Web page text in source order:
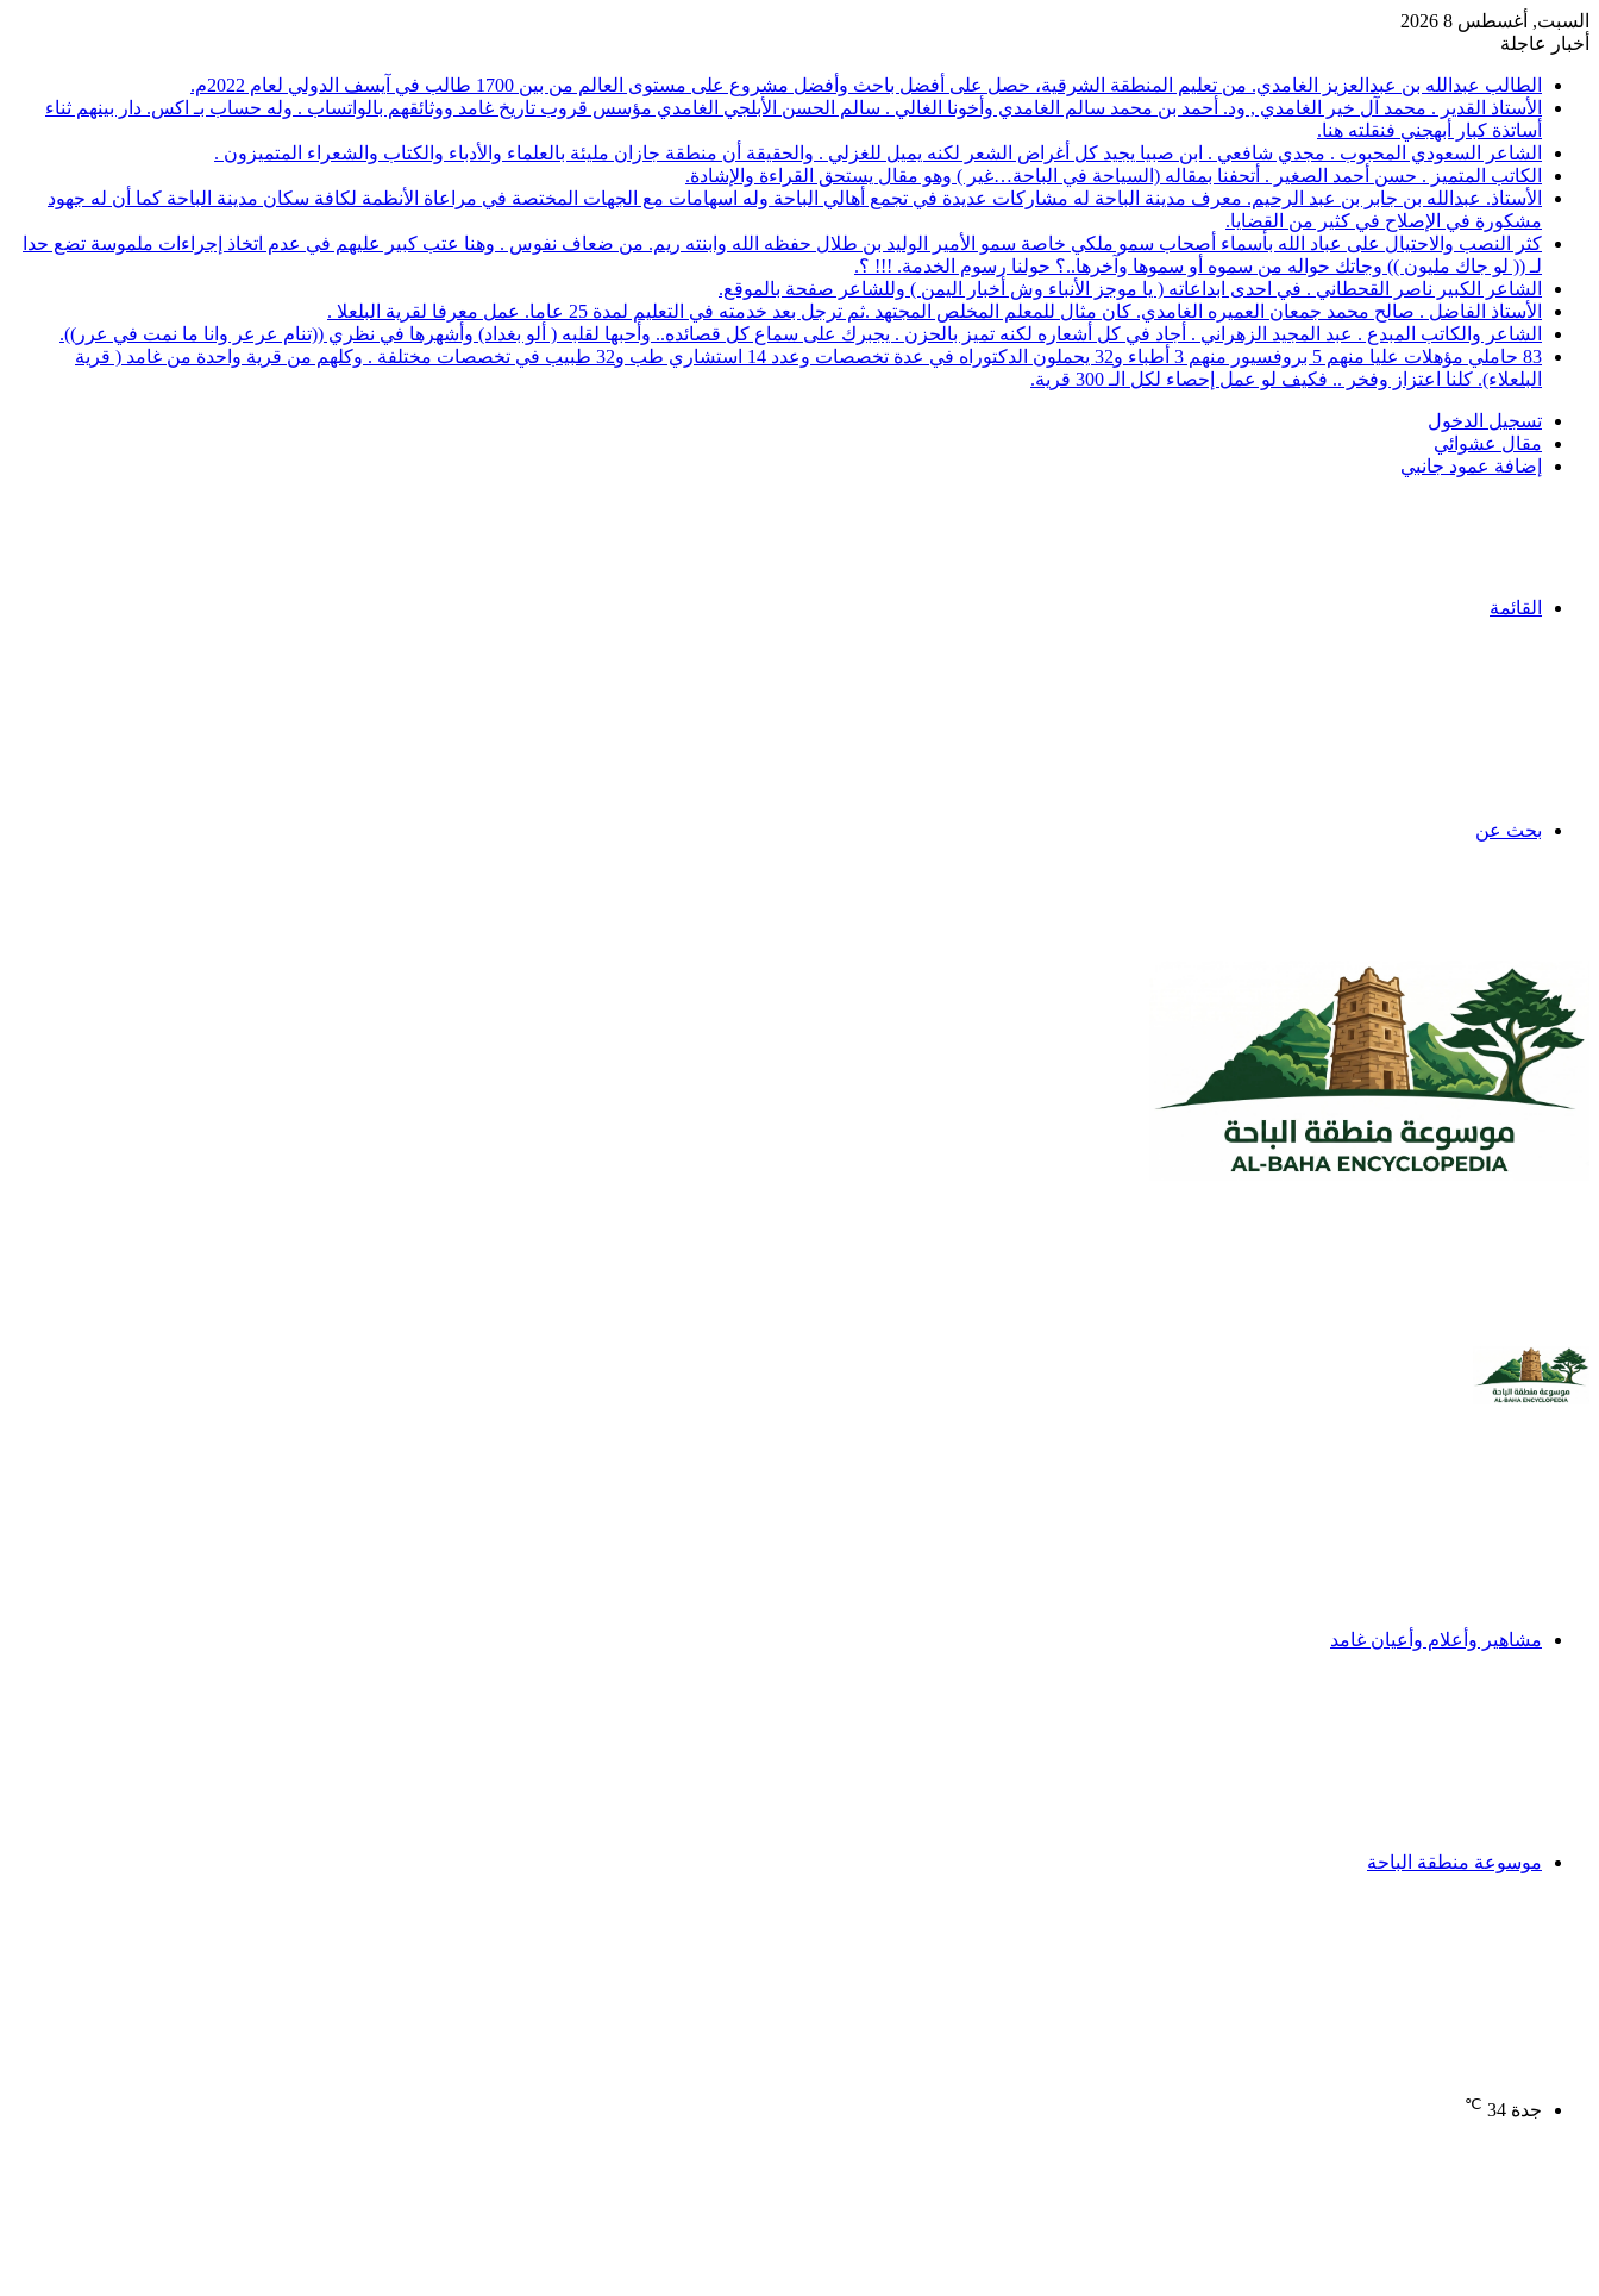
السبت, أغسطس 8 2026
أخبار عاجلة
الطالب عبدالله بن عبدالعزيز الغامدي. من تعليم المنطقة الشرقية، حصل على أفضل باحث وأفضل مشروع على مستوى العالم من بين 1700 طالب في آيسف الدولي لعام 2022م.
الأستاذ القدير . محمد آل خير الغامدي , ود. أحمد بن محمد سالم الغامدي وأخونا الغالي . سالم الحسن الأبلجي الغامدي مؤسس قروب تاريخ غامد ووثائقهم بالواتساب . وله حساب بـ اكس. دار بينهم ثناء
أساتذة كبار أبهجني فنقلته هنا.
الشاعر السعودي المحبوب . مجدي شافعي . ابن صبيا يجيد كل أغراض الشعر لكنه يميل للغزلي . والحقيقة أن منطقة جازان مليئة بالعلماء والأدباء والكتاب والشعراء المتميزون .
الكاتب المتميز . حسن أحمد الصغير . أتحفنا بمقاله (السياحة في الباحة…غير ) وهو مقال يستحق القراءة والإشادة.
الأستاذ. عبدالله بن جابر بن عبد الرحيم. معرف مدينة الباحة له مشاركات عديدة في تجمع أهالي الباحة وله اسهامات مع الجهات المختصة في مراعاة الأنظمة لكافة سكان مدينة الباحة كما أن له جهود
مشكورة في الإصلاح في كثير من القضايا.
كثر النصب والاحتيال على عباد الله بأسماء أصحاب سمو ملكي خاصة سمو الأمير الوليد بن طلال حفظه الله وابنته ريم. من ضعاف نفوس . وهنا عتب كبير عليهم في عدم اتخاذ إجراءات ملموسة تضع حدا
لـ (( لو جاك مليون )) وجاتك حواله من سموه أو سموها وآخرها..؟ حولنا رسوم الخدمة. !!! ؟.
الشاعر الكبير ناصر القحطاني . في احدى ابداعاته ( يا موجز الأنباء وش أخبار اليمن ) وللشاعر صفحة بالموقع.
الأستاذ الفاضل . صالح محمد جمعان العميره الغامدي. كان مثال للمعلم المخلص المجتهد .ثم ترجل بعد خدمته في التعليم لمدة 25 عاما. عمل معرفا لقرية البلعلا .
الشاعر والكاتب المبدع . عبد المجيد الزهراني . أجاد في كل أشعاره لكنه تميز بالحزن . يجبرك على سماع كل قصائده.. وأحبها لقلبه ( ألو بغداد) وأشهرها في نظري ((تنام عرعر وانا ما نمت في عرر)).
83 حاملي مؤهلات عليا منهم 5 بروفسيور منهم 3 أطباء و32 يحملون الدكتوراه في عدة تخصصات وعدد 14 استشاري طب و32 طبيب في تخصصات مختلفة . وكلهم من قرية واحدة من غامد ( قرية
البلعلاء). كلنا اعتزاز وفخر .. فكيف لو عمل إحصاء لكل الـ 300 قرية.
تسجيل الدخول
مقال عشوائي
إضافة عمود جانبي
القائمة
بحث عن
مشاهير وأعلام وأعيان غامد
موسوعة منطقة الباحة
جدة 34
℃